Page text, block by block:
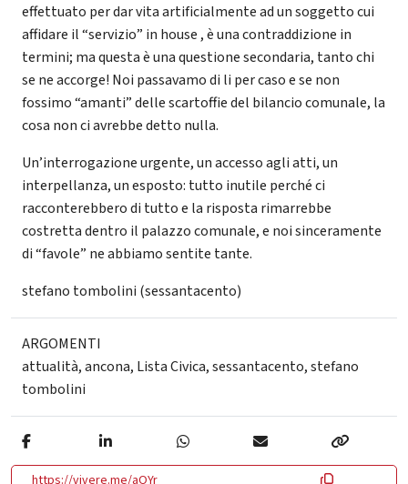
effettuato per dar vita artificialmente ad un soggetto cui
affidare il “servizio” in house , è una contraddizione in
termini; ma questa è una questione secondaria, tanto chi
se ne accorge! Noi passavamo di li per caso e se non
fossimo “amanti” delle scartoffie del bilancio comunale, la
cosa non ci avrebbe detto nulla.
Un’interrogazione urgente, un accesso agli atti, un
interpellanza, un esposto: tutto inutile perché ci
racconterebbero di tutto e la risposta rimarrebbe
costretta dentro il palazzo comunale, e noi sinceramente
di “favole” ne abbiamo sentite tante.
stefano tombolini (sessantacento)
ARGOMENTI
attualità,ancona, Lista Civica,sessantacento,stefano
tombolini
https://vivere.me/aOYr